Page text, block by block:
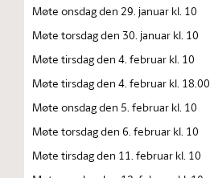
Møte onsdag den 29. januar kl. 10
Møte torsdag den 30. januar kl. 10
Møte tirsdag den 4. februar kl. 10
Møte tirsdag den 4. februar kl. 18.00
Møte onsdag den 5. februar kl. 10
Møte torsdag den 6. februar kl. 10
Møte tirsdag den 11. februar kl. 10